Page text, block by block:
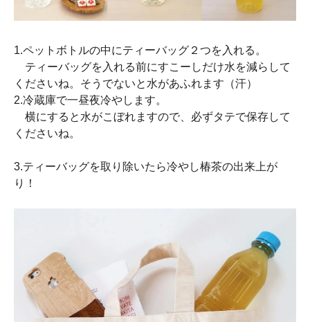
1.ペットボトルの中にティーバッグ２つを入れる。
ティーバッグを入れる前にすこーしだけ水を減らして
くださいね。そうでないと水があふれます（汗）
2.冷蔵庫で一昼夜冷やします。
横にすると水がこぼれますので、必ずタテで保存して
くださいね。
3.ティーバッグを取り除いたら冷やし椿茶の出来上が
り！